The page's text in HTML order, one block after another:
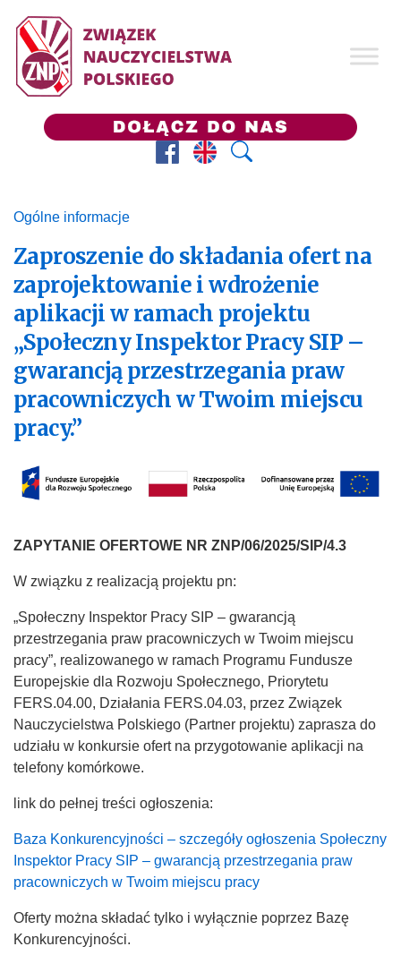
FacebookPrezes ZNP
Wyszukaj
Ogólne informacje
Zaproszenie do składania ofert na
zaprojektowanie i wdrożenie
aplikacji w ramach projektu
„Społeczny Inspektor Pracy SIP –
gwarancją przestrzegania praw
pracowniczych w Twoim miejscu
pracy.”
ZAPYTANIE OFERTOWE NR ZNP/06/2025/SIP/4.3
W związku z realizacją projektu pn:
„Społeczny Inspektor Pracy SIP – gwarancją
przestrzegania praw pracowniczych w Twoim miejscu
pracy”, realizowanego w ramach Programu Fundusze
Europejskie dla Rozwoju Społecznego, Priorytetu
FERS.04.00, Działania FERS.04.03, przez Związek
Nauczycielstwa Polskiego (Partner projektu) zaprasza do
udziału w konkursie ofert na przygotowanie aplikacji na
telefony komórkowe.
link do pełnej treści ogłoszenia:
Baza Konkurencyjności – szczegóły ogłoszenia Społeczny
Inspektor Pracy SIP – gwarancją przestrzegania praw
pracowniczych w Twoim miejscu pracy
Oferty można składać tylko i wyłącznie poprzez Bazę
Konkurencyjności.